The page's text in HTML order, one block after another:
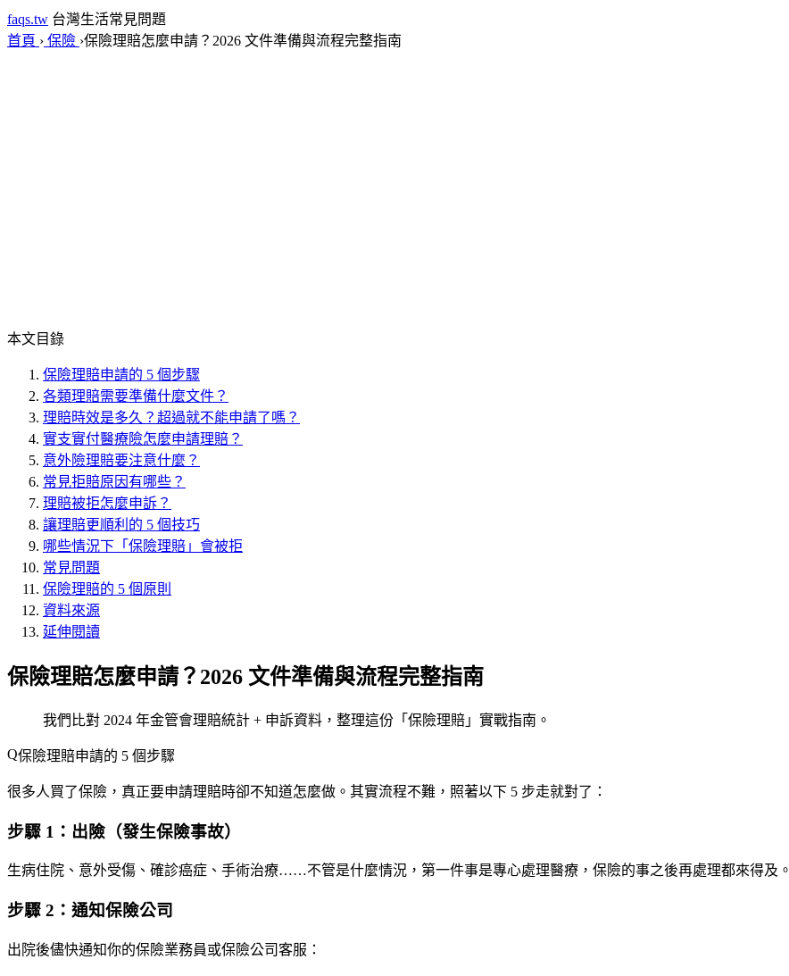
faqs.tw 台灣生活常見問題
首頁 › 保險 ›保險理賠怎麼申請？2026 文件準備與流程完整指南
本文目錄
保險理賠申請的 5 個步驟
各類理賠需要準備什麼文件？
理賠時效是多久？超過就不能申請了嗎？
實支實付醫療險怎麼申請理賠？
意外險理賠要注意什麼？
常見拒賠原因有哪些？
理賠被拒怎麼申訴？
讓理賠更順利的 5 個技巧
哪些情況下「保險理賠」會被拒
常見問題
保險理賠的 5 個原則
資料來源
延伸閱讀
保險理賠怎麼申請？2026 文件準備與流程完整指南
我們比對 2024 年金管會理賠統計 + 申訴資料，整理這份「保險理賠」實戰指南。
保險理賠申請的 5 個步驟
很多人買了保險，真正要申請理賠時卻不知道怎麼做。其實流程不難，照著以下 5 步走就對了：
步驟 1：出險（發生保險事故）
生病住院、意外受傷、確診癌症、手術治療……不管是什麼情況，第一件事是專心處理醫療 ，保險的事之後再處理都來得及。
步驟 2：通知保險公司
出院後儘快通知你的保險業務員或保險公司客服：